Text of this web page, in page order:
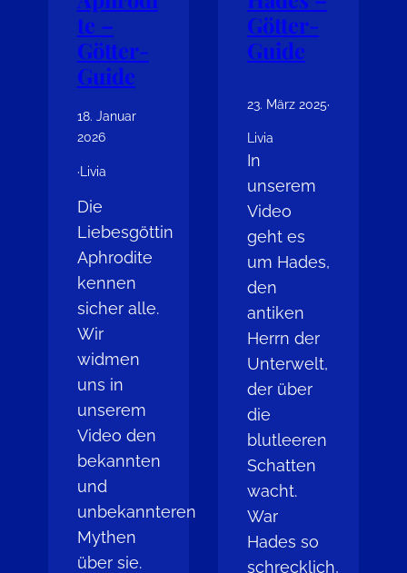
te –
Götter-
Guide
18. Januar
2026
·Livia
Die
Liebesgöttin
Aphrodite
kennen
sicher alle.
Wir
widmen
uns in
unserem
Video den
bekannten
und
unbekannteren
Mythen
über sie.
Götter-
Guide
23. März 2025·
Livia
In
unserem
Video
geht es
um Hades,
den
antiken
Herrn der
Unterwelt,
der über
die
blutleeren
Schatten
wacht.
War
Hades so
schrecklich,